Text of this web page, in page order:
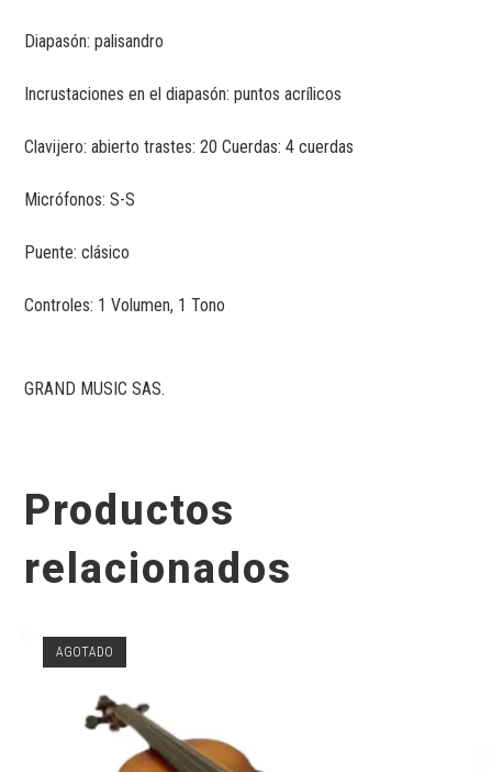
Diapasón: palisandro
Incrustaciones en el diapasón: puntos acrílicos
Clavijero: abierto trastes: 20 Cuerdas: 4 cuerdas
Micrófonos: S-S
Puente: clásico
Controles: 1 Volumen, 1 Tono
GRAND MUSIC SAS.
Productos
relacionados
AGOTADO